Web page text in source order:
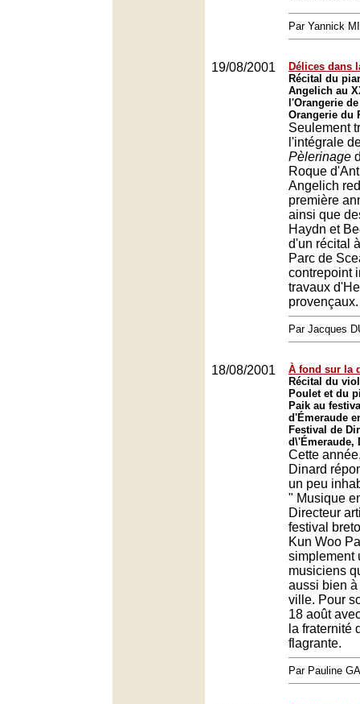
Par Yannick
19/08/2001
Délices dans
Récital du
Angelich au
l'Orangerie
Orangerie du
Seulement
l'intégrale
Pèlerinage
Roque
Angelich
première
ainsi que
Haydn et
d'un récital
Parc de
contrepoint
travaux
provençaux.
Par Jacques
18/08/2001
À fond sur la
Récital du
Poulet et du
Paik au
d'Émeraude
Festival de
d\'Émeraude,
Cette
Dinard
un peu
" Musique
Directeur
festival
Kun Woo
simplement
musiciens
aussi bien
ville. Pour
18 août
la fraternité
flagrante.
Par Pauline